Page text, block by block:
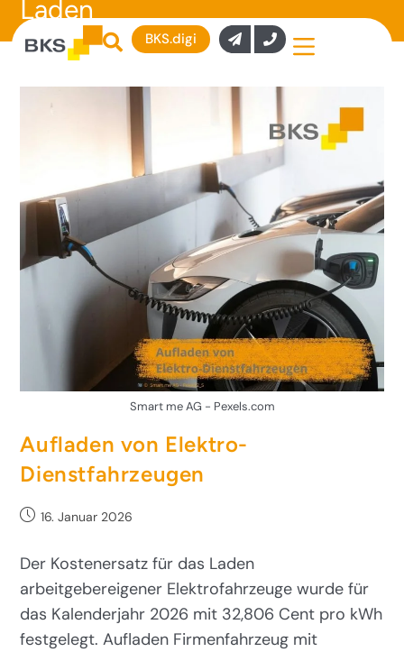
BKS.digi
Laden
Smart me AG - Pexels.com
Aufladen von Elektro-
Dienstfahrzeugen
16. Januar 2026
Der Kostenersatz für das Laden
arbeitgebereigener Elektrofahrzeuge wurde für
das Kalenderjahr 2026 mit 32,806 Cent pro kWh
festgelegt. Aufladen Firmenfahrzeug mit